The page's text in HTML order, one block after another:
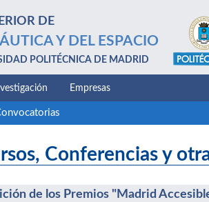
DE
Y DEL ESPACIO
POLITÉCNICA DE MADRID
Empresas
Conferencias y
de los Premios "Madrid